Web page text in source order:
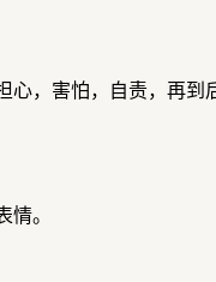
，害怕，自责，再到
。